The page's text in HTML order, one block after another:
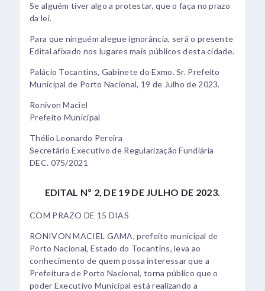
Se alguém tiver algo a protestar, que o faça no prazo
da lei.
Para que ninguém alegue ignorância, será o presente
Edital afixado nos lugares mais públicos desta cidade.
Palácio Tocantins, Gabinete do Exmo. Sr. Prefeito
Municipal de Porto Nacional, 19 de Julho de 2023.
Ronivon Maciel
Prefeito Municipal
Thélio Leonardo Pereira
Secretário Executivo de Regularização Fundiária
DEC. 075/2021
EDITAL Nº 2, DE 19 DE JULHO DE 2023.
COM PRAZO DE 15 DIAS
RONIVON MACIEL GAMA, prefeito municipal de
Porto Nacional, Estado do Tocantins, leva ao
conhecimento de quem possa interessar que a
Prefeitura de Porto Nacional, torna público que o
poder Executivo Municipal está realizando a